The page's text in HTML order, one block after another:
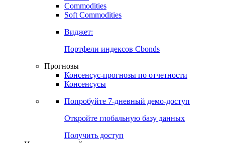
Commodities
Золото
Бензин
Soft Commodities
Виджет:
Портфели индексов Cbonds
Прогнозы
Консенсусы
Попробуйте7-дневный